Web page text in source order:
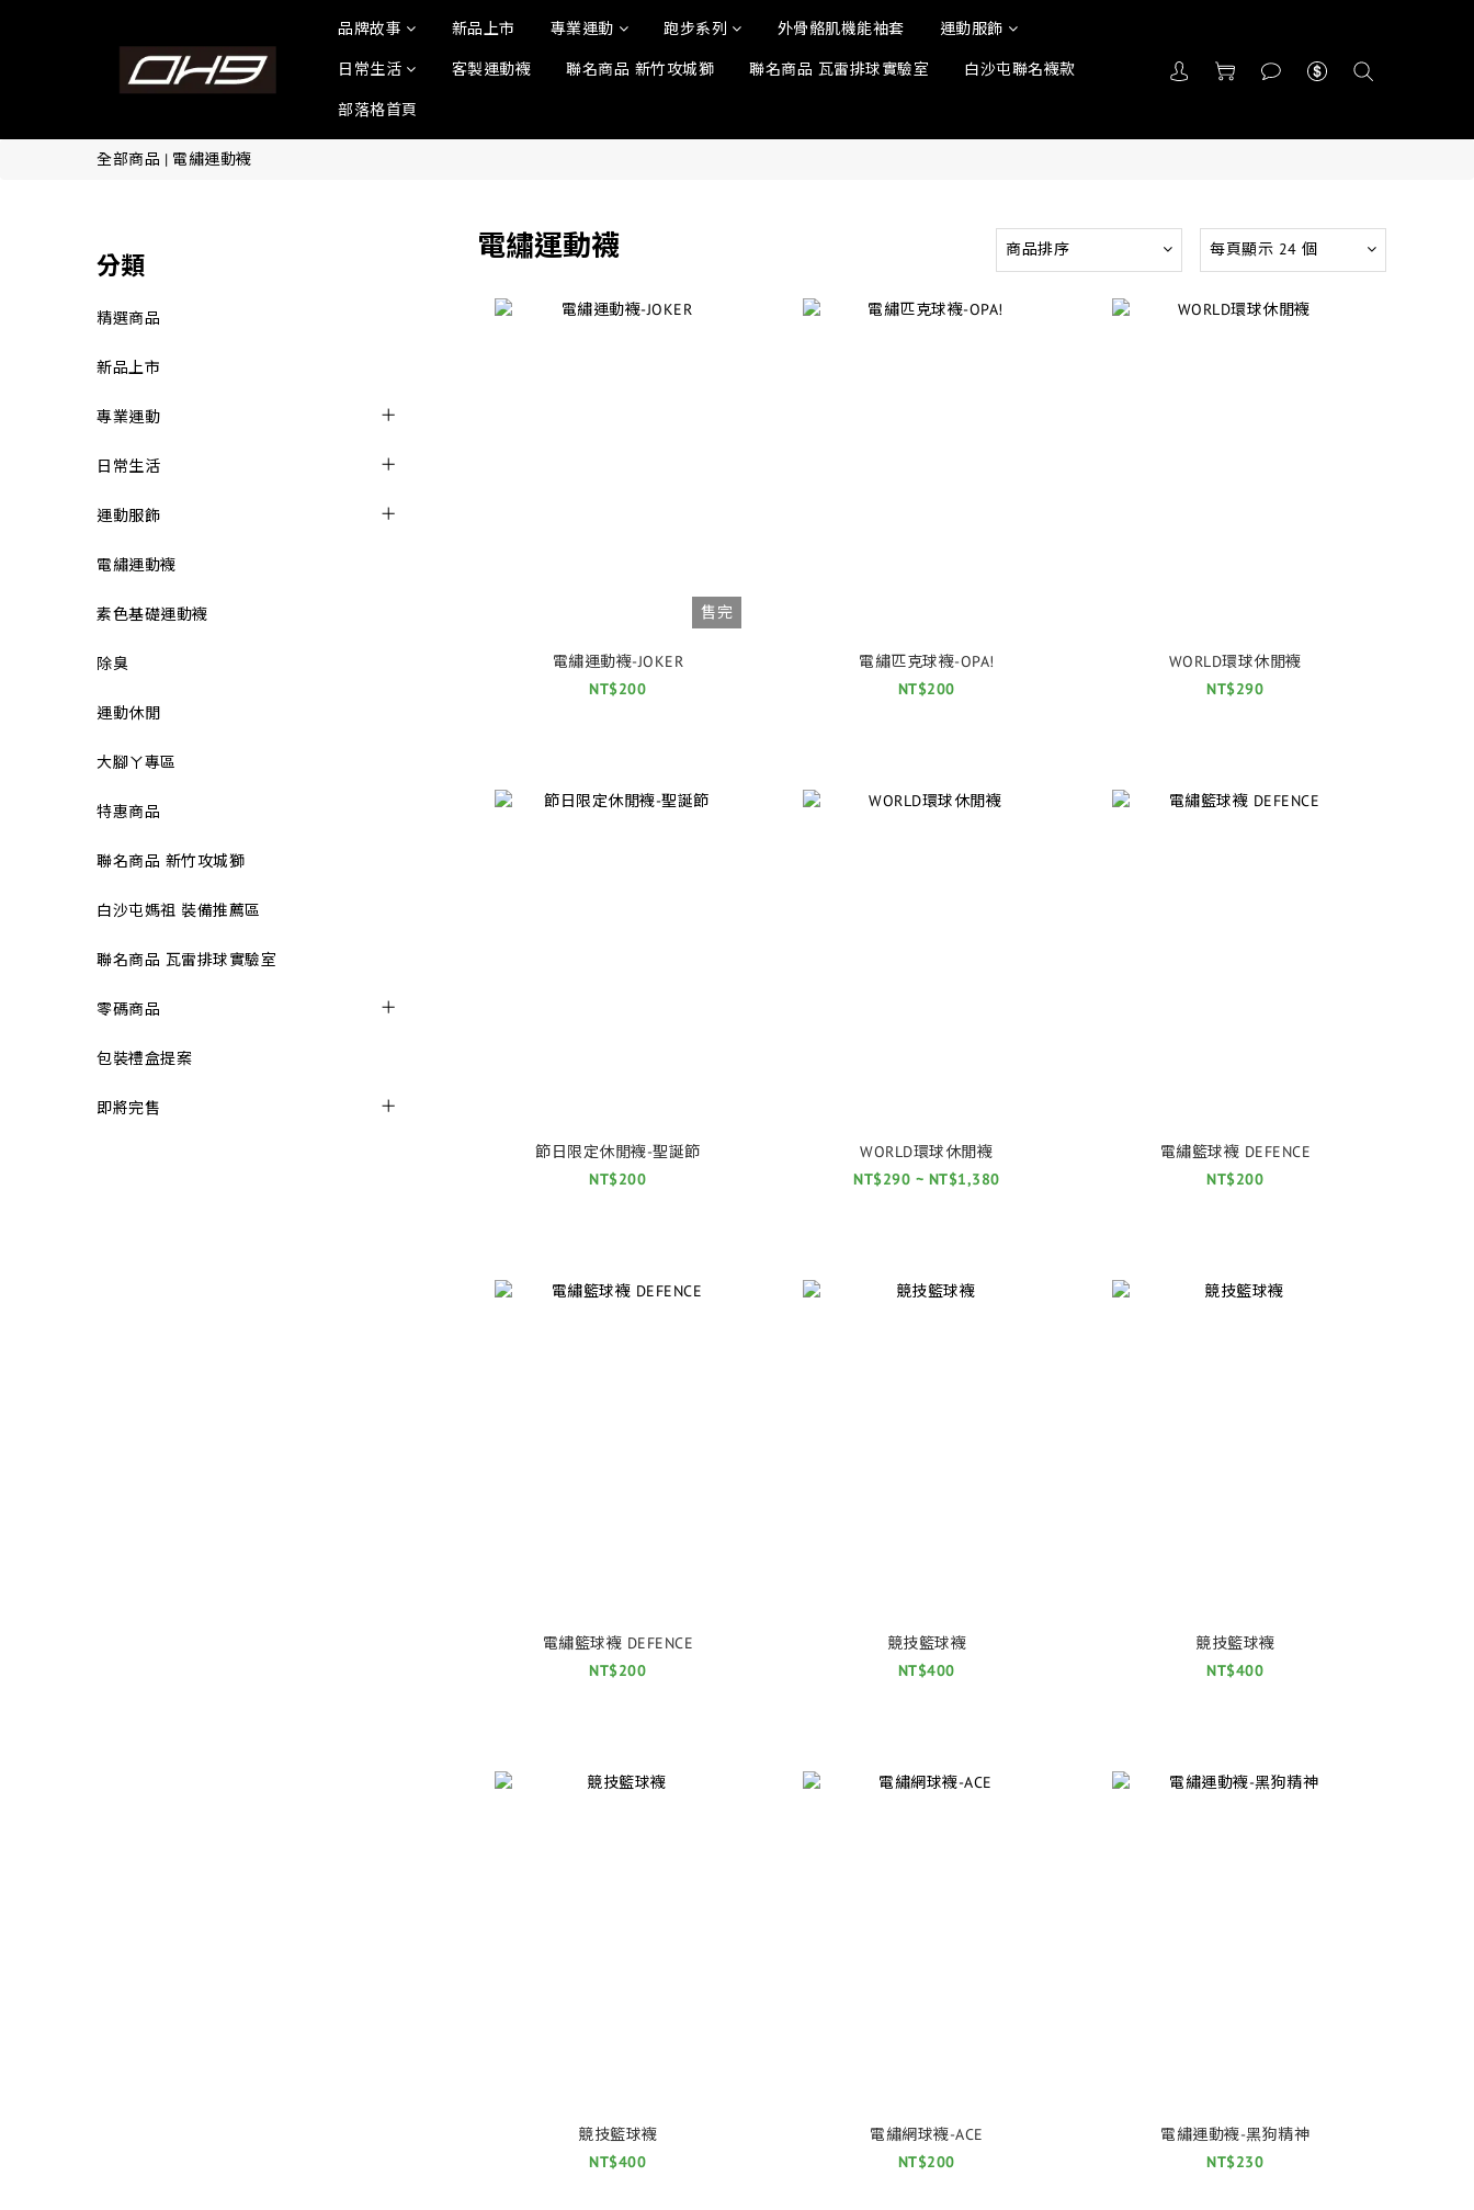
品牌故事 新品上市 專業運動 跑步系列 外骨骼肌機能袖套 運動服飾
日常生活 客製運動襪 聯名商品 新竹攻城獅 聯名商品 瓦雷排球實驗室 白沙屯聯名襪款
部落格首頁
全部商品 | 電繡運動襪
分類
精選商品
新品上市
專業運動
日常生活
運動服飾
電繡運動襪
素色基礎運動襪
除臭
運動休閒
大腳ㄚ專區
特惠商品
聯名商品 新竹攻城獅
白沙屯媽祖 裝備推薦區
聯名商品 瓦雷排球實驗室
零碼商品
包裝禮盒提案
即將完售
電繡運動襪 商品排序 每頁顯示 24 個
售完
電繡運動襪-JOKER
NT$200
電繡匹克球襪-OPA!
NT$200
WORLD環球休閒襪
NT$290
節日限定休閒襪-聖誕節
NT$200
WORLD環球休閒襪
NT$290 ~ NT$1,380
電繡籃球襪 DEFENCE
NT$200
電繡籃球襪 DEFENCE
NT$200
競技籃球襪
NT$400
競技籃球襪
NT$400
競技籃球襪
NT$400
電繡網球襪-ACE
NT$200
電繡運動襪-黑狗精神
NT$230